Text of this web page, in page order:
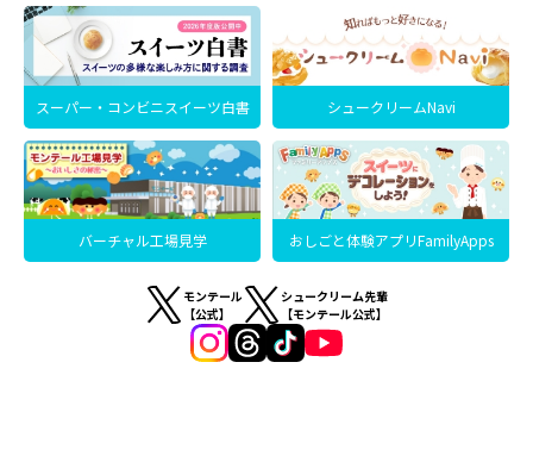
スーパー・コンビニスイーツ白書 シュークリームNavi
バーチャル工場見学 おしごと体験アプリFamilyApps
モンテール
【公式】
シュークリーム先輩
【モンテール公式】